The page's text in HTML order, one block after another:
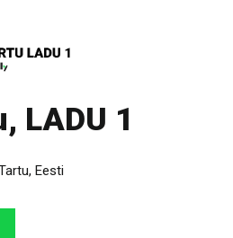
LADU 1
Eesti